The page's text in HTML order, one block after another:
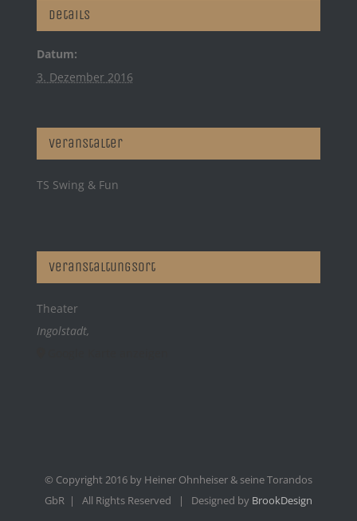
Details
Datum:
3. Dezember 2016
Veranstalter
TS Swing & Fun
Veranstaltungsort
Theater
Ingolstadt,
© Copyright 2016 by Heiner Ohnheiser & seine Torandos
GbR | All Rights Reserved | Designed by BrookDesign